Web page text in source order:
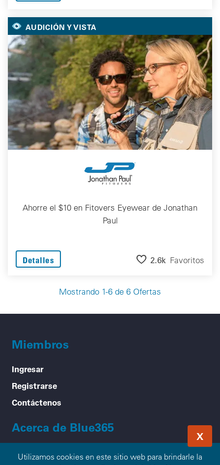
Utilizamos cookies en este sitio web para brindarle la
X
AUDICIÓN Y VISTA
Ahorre el $10 en Fitovers Eyewear de Jonathan
Paul
Detalles 2.6k Favoritos
Mostrando 1-6 de 6 Ofertas
Miembros
Ingresar
Registrarse
Contáctenos
Acerca de Blue365
Nuestra Misión